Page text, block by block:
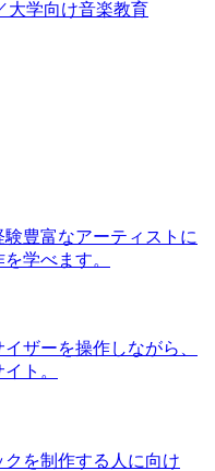
大学向け音楽教育
豊富なアーティストに
学べます。
ザーを操作しながら、
ト。
を制作する人に向け